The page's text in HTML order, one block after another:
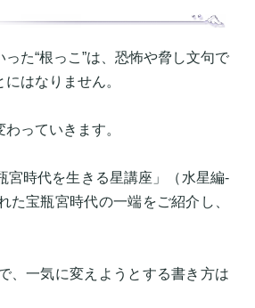
た“根っこ”は、恐怖や脅し文句で
はなりません。
っていきます。
宮時代を生きる星講座」（水星編-
宝瓶宮時代の一端をご紹介し、
、一気に変えようとする書き方は